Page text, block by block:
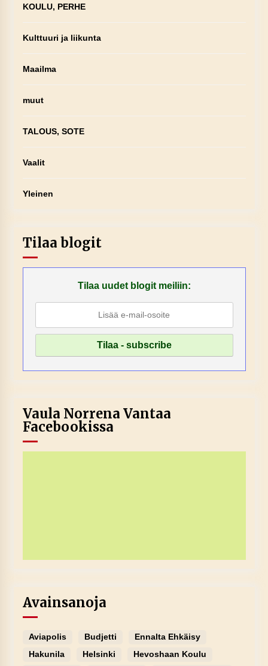
KOULU, PERHE
Kulttuuri ja liikunta
Maailma
muut
TALOUS, SOTE
Vaalit
Yleinen
Tilaa blogit
Tilaa uudet blogit meiliin:
Vaula Norrena Vantaa
Facebookissa
Avainsanoja
Aviapolis Budjetti
Ennalta Ehkäisy
Hakunila
Helsinki Hevoshaan Koulu